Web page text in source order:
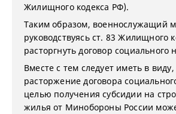
Жилищного кодекса РФ).
Таким образом, военнослужащий
руководствуясь ст. 83 Жилищного
расторгнуть договор социального
Вместе с тем следует иметь в виду,
расторжение договора
целью получения субсидии на
жилья от Минобороны России